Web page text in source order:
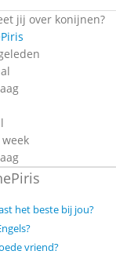
jij over konijnen?
het beste bij jou?
vriend?